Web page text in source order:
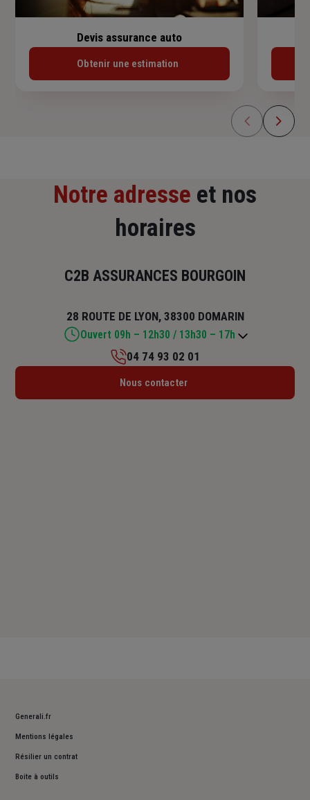
Devis assurance auto
Obtenir une estimation
Notre adresse et nos
horaires
C2B ASSURANCES BOURGOIN
28 ROUTE DE LYON, 38300 DOMARIN
Ouvert 09h – 12h30 / 13h30 – 17h
Lundi : 09h – 12h30 / 13h30 – 17h
04 74 93 02 01
Nous contacter
Generali.fr
Mentions légales
Résilier un contrat
Boite à outils